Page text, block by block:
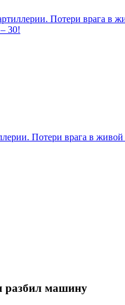
Потери врага в
30!
Потери врага в
разбил машину